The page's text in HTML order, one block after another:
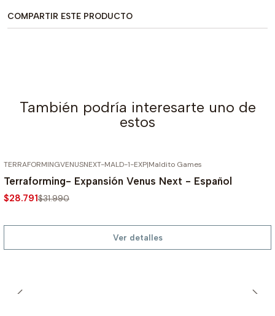
COMPARTIR ESTE PRODUCTO
También podría interesarte uno de
estos
-10%
TERRAFORMINGVENUSNEXT-MALD-1-EXP|Maldito Games
Terraforming- Expansión Venus Next - Español
$28.791$31.990
Ver detalles